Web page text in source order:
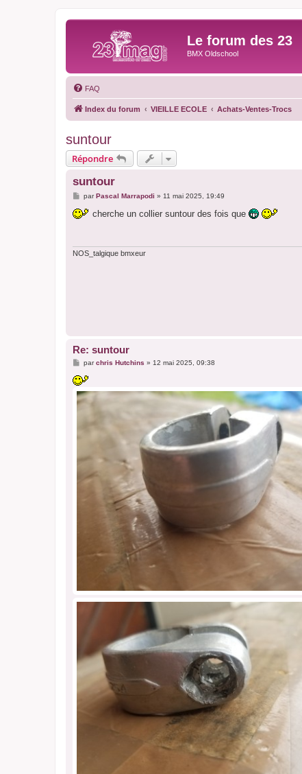
Le forum des 23
BMX Oldschool
FAQ
Index du forum VIEILLE ECOLE Achats-Ventes-Trocs
suntour
Répondre
suntour
M
s
s
parPascal Marrapodi » 11 mai 2025, 19:49
cherche un collier suntour des fois que
NOS_talgique bmxeur
Re: suntour
M
s
s
a
g
parchris Hutchins » 12 mai 2025, 09:38